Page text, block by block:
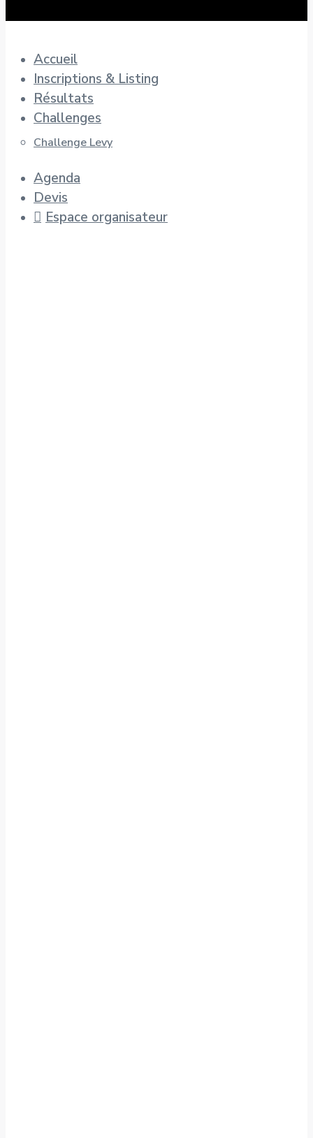
Accueil
Inscriptions & Listing
Résultats
Challenges
Challenge Levy
Agenda
Devis
Espace organisateur